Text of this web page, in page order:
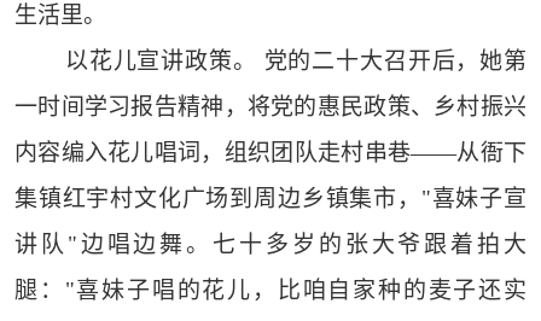
生活里。
以花儿宣讲政策。 党的二十大召开后，她第
一时间学习报告精神，将党的惠民政策、乡村振兴
内容编入花儿唱词，组织团队走村串巷——从衙下
集镇红宇村文化广场到周边乡镇集市，"喜妹子宣
讲队"边唱边舞。七十多岁的张大爷跟着拍大
腿："喜妹子唱的花儿，比咱自家种的麦子还实